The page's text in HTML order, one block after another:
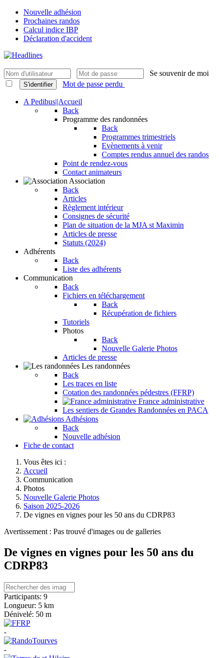
Nouvelle adhésion
Prochaines randos
Calcul indice IBP
Déclaration d'accident
Se souvenir de moi
S'identifier Mot de passe perdu
A Pedibus||Accueil
Back
Programme des randonnées
Back
Programmes trimestriels
Evènements à venir
Comptes rendus annuel des randos
Point de rendez-vous
Contact animateurs
Association
Back
Articles
Règlement intérieur
Consignes de sécurité
Plan de situation de la MJA st Maximin
Articles de presse
Statuts (2024)
Adhérents
Back
Liste des adhérents
Communication
Back
Fichiers en téléchargement
Back
Récupération de fichiers
Tutoriels
Photos
Back
Nouvelle Galerie Photos
Articles de presse
Les randonnées
Back
Les traces en liste
Cotation des randonnées pédestres (FFRP)
France administrative
Les sentiers de Grandes Randonnées en PACA
Adhésions
Back
Nouvelle adhésion
Fiche de contact
Vous êtes ici :
Accueil
Communication
Photos
Nouvelle Galerie Photos
Saison 2025-2026
De vignes en vignes pour les 50 ans du CDRP83
Avertissement : Pas trouvé d'images ou de galleries
De vignes en vignes pour les 50 ans du
CDRP83
Participants: 9
Longueur: 5 km
Dénivelé: 50 m
-
-